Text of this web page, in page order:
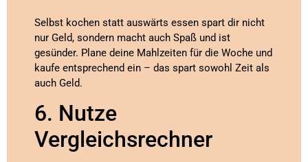
Selbst kochen statt auswärts essen spart dir nicht
nur Geld, sondern macht auch Spaß und ist
gesünder. Plane deine Mahlzeiten für die Woche und
kaufe entsprechend ein – das spart sowohl Zeit als
auch Geld.
6. Nutze
Vergleichsrechner